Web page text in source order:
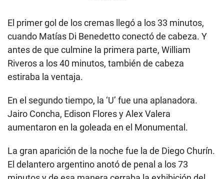
El primer gol de los cremas llegó a los 33 minutos,
cuando Matías Di Benedetto conectó de cabeza. Y
antes de que culmine la primera parte, William
Riveros a los 40 minutos, también de cabeza
estiraba la ventaja.
En el segundo tiempo, la ‘U’ fue una aplanadora.
Jairo Concha, Edison Flores y Alex Valera
aumentaron en la goleada en el Monumental.
La gran aparición de la noche fue la de Diego Churín.
El delantero argentino anotó de penal a los 73